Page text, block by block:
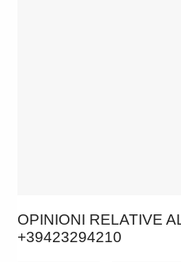
OPINIONI RELATIVE
+39423294210